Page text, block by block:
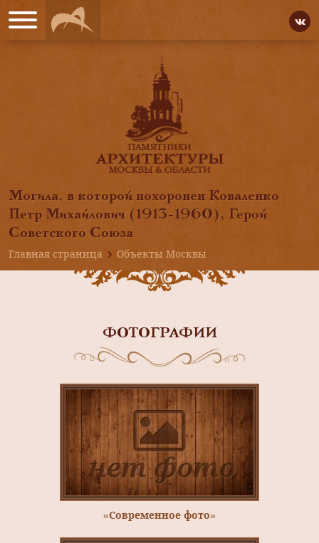
Могила, в которой похоронен Коваленко
Петр Михайлович (1913-1960), Герой
Советского Союза
Главная страница
Объекты Москвы
ФОТОГРАФИИ
«Современное фото»